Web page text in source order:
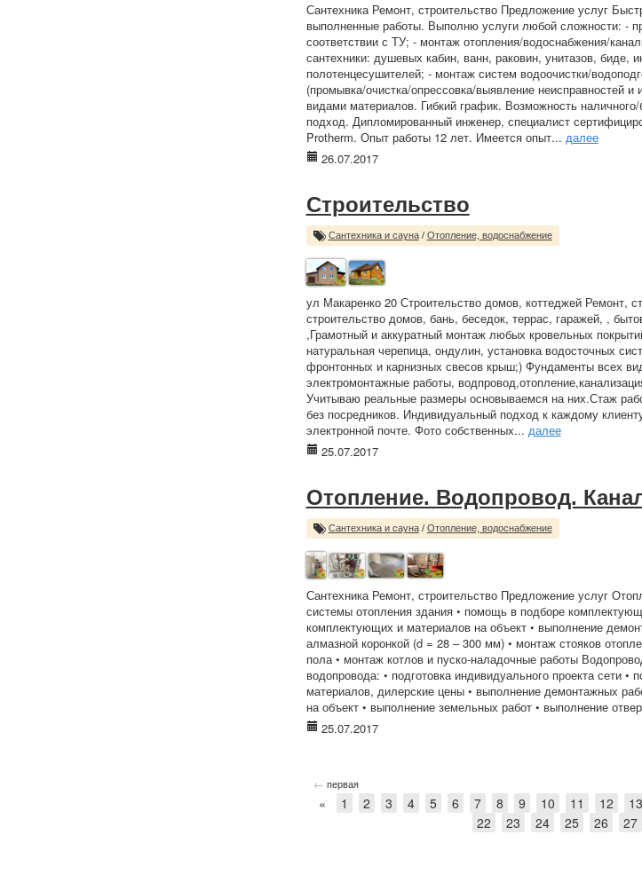
Сантехника Ремонт, строительство Предложение услуг
выполненные работы. Выполню услуги любой сложности: -
соответствии с ТУ; - монтаж отопления/водоснабжения/
сантехники: душевых кабин, ванн, раковин, унитазов, биде,
полотенцесушителей; - монтаж систем водоочистки/
(промывка/очистка/опрессовка/выявление неисправностей
видами материалов. Гибкий график. Возможность
подход. Дипломированный инженер, специалист
Protherm. Опыт работы 12 лет. Имеется опыт... далее
26.07.2017
Строительство
Сантехника и сауна/ Отопление, водоснабжение
ул Макаренко 20 Строительство домов, коттеджей Ремонт,
строительство домов, бань, беседок, террас, гаражей, ,
,Грамотный и аккуратный монтаж любых кровельных
натуральная черепица, ондулин, установка водосточных
фронтонных и карнизных свесов крыш;) Фундаменты всех
электромонтажные работы,
Учитываю реальные размеры основываемся на них.Стаж
без посредников. Индивидуальный подход к каждому
электронной почте. Фото собственных... далее
25.07.2017
Отопление. Водопровод.
Сантехника и сауна/ Отопление, водоснабжение
Сантехника Ремонт, строительство Предложение услуг
системы отопления здания • помощь в подборе
комплектующих и материалов на объект • выполнение
алмазной коронкой (d = 28 – 300 мм) • монтаж стояков
пола • монтаж котлов и пуско-наладочные работы
водопровода: • подготовка индивидуального проекта сети
материалов, дилерские цены • выполнение демонтажных
на объект • выполнение земельных работ • выполнение
25.07.2017
← первая
« 1 2 3 4 5 6 7 8 9 10 11 12 13
22
23 24 25 26 27